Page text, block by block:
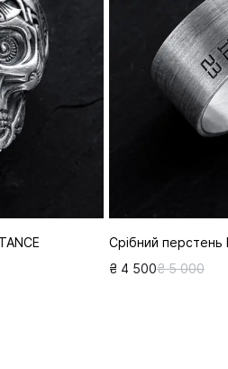
Срібний перстень
₴ 4 500₴ 5 000